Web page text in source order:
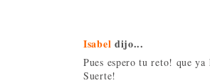
Isabel dijo...
Pues espero tu reto! que
Suerte!